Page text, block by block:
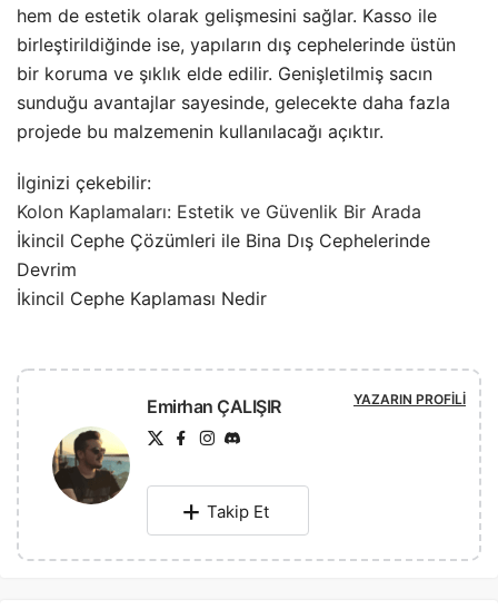
hem de estetik olarak gelişmesini sağlar. Kasso ile
birleştirildiğinde ise, yapıların dış cephelerinde üstün
bir koruma ve şıklık elde edilir. Genişletilmiş sacın
sunduğu avantajlar sayesinde, gelecekte daha fazla
projede bu malzemenin kullanılacağı açıktır.
İlginizi çekebilir:
Kolon Kaplamaları: Estetik ve Güvenlik Bir Arada
İkincil Cephe Çözümleri ile Bina Dış Cephelerinde
Devrim
İkincil Cephe Kaplaması Nedir
Emirhan ÇALIŞIR YAZARIN PROFILI
Takip Et